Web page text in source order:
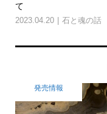
て
2023.04.20 石と魂の話
発売情報